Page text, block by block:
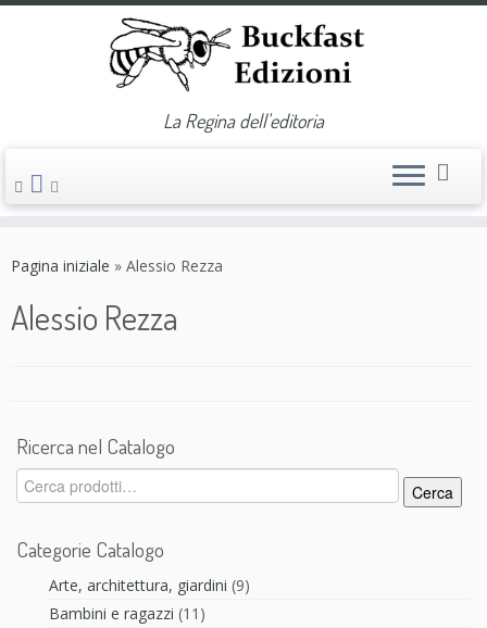
La Regina dell'editoria
Pagina iniziale » Alessio Rezza
Alessio Rezza
Ricerca nel Catalogo
Cerca:
Cerca
Categorie Catalogo
Arte, architettura, giardini (9)
Bambini e ragazzi (11)